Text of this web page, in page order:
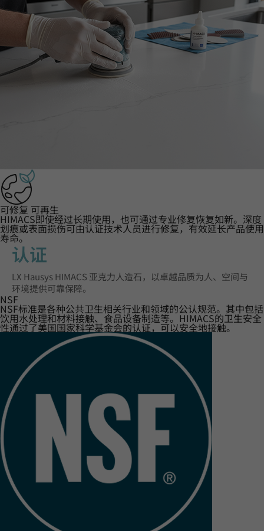
可修复 可再生
HIMACS即使经过长期使用，也可通过专业修复恢复如新。深度
划痕或表面损伤可由认证技术人员进行修复，有效延长产品使用
寿命。
认证‌
LX Hausys HIMACS 亚克力人造石，以卓越品质为人、空间与
环境提供可靠保障。
NSF
NSF标准是各种公共卫生相关行业和领域的公认规范。其中包括
饮用水处理和材料接触、食品设备制造等。HIMACS的卫生安全
性通过了美国国家科学基金会的认证，可以安全地接触。